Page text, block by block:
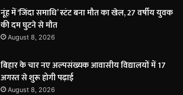
नूंह में ‘जिंदा समाधि’ स्टंट बना मौत का खेल, 27 वर्षीय युवक
की दम घुटने से मौत
August 8, 2026
बिहार के चार नए अल्पसंख्यक आवासीय विद्यालयों में 17
अगस्त से शुरू होगी पढ़ाई
August 8, 2026